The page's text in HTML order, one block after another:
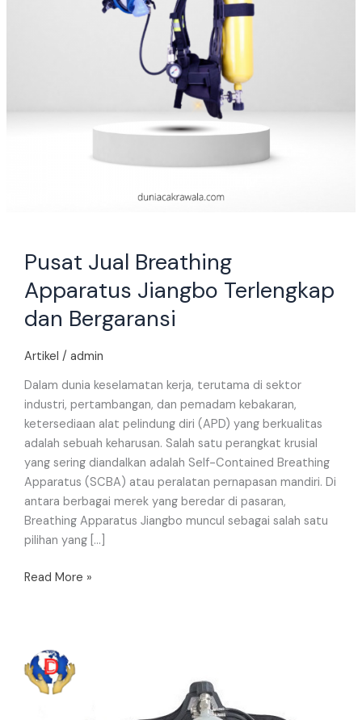
Pusat Jual Breathing
Apparatus Jiangbo Terlengkap
dan Bergaransi
Artikel / admin
Dalam dunia keselamatan kerja, terutama di sektor
industri, pertambangan, dan pemadam kebakaran,
ketersediaan alat pelindung diri (APD) yang berkualitas
adalah sebuah keharusan. Salah satu perangkat krusial
yang sering diandalkan adalah Self-Contained Breathing
Apparatus (SCBA) atau peralatan pernapasan mandiri. Di
antara berbagai merek yang beredar di pasaran,
Breathing Apparatus Jiangbo muncul sebagai salah satu
pilihan yang […]
Read More »
Jual
Breathing
Apparatus